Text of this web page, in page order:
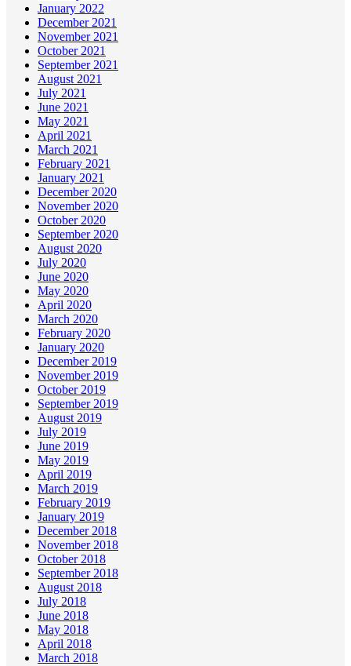
January 2022
December 2021
November 2021
October 2021
September 2021
August 2021
July 2021
June 2021
May 2021
April 2021
March 2021
February 2021
January 2021
December 2020
November 2020
October 2020
September 2020
August 2020
July 2020
June 2020
May 2020
April 2020
March 2020
February 2020
January 2020
December 2019
November 2019
October 2019
September 2019
August 2019
July 2019
June 2019
May 2019
April 2019
March 2019
February 2019
January 2019
December 2018
November 2018
October 2018
September 2018
August 2018
July 2018
June 2018
May 2018
April 2018
March 2018